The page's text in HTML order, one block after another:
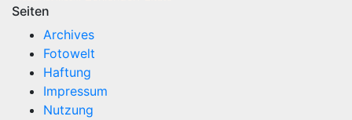
Seiten
Archives
Fotowelt
Haftung
Impressum
Nutzung